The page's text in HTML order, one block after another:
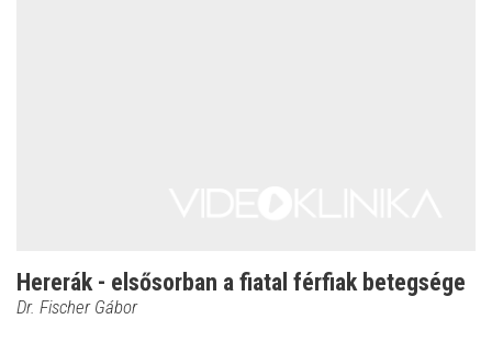
Hererák - elsősorban a fiatal férfiak betegsége
Dr. Fischer Gábor